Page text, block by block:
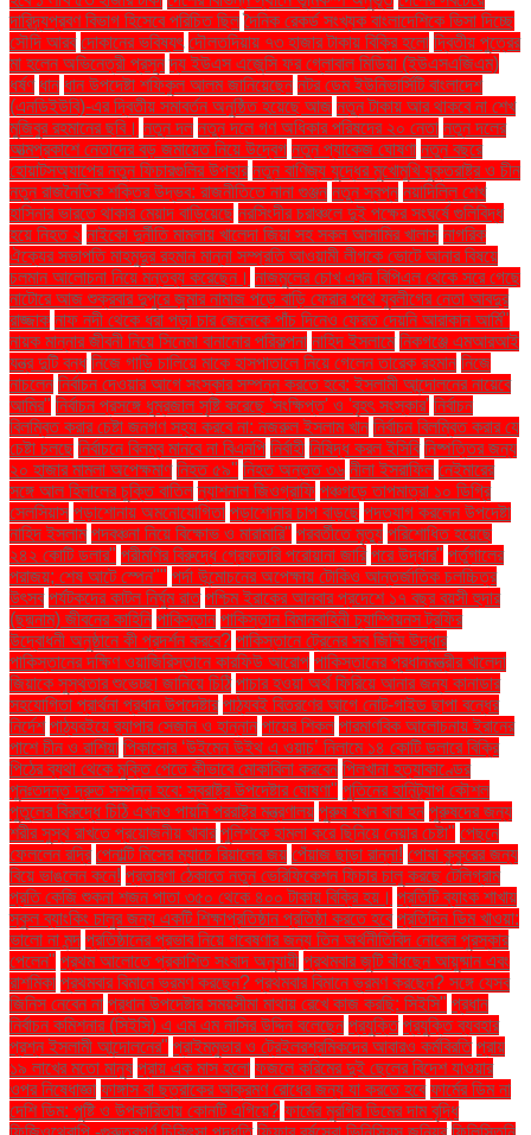
দারিদ্র্যপ্রবণ বিভাগ হিসেবে পরিচিত ছিল দৈনিক রেকর্ড সংখ্যক বাংলাদেশিকে ভিসা দিচ্ছে
সৌদি আরব দোকানের ভবিষ্যৎ দৌলতদিয়ায় ৭৩ হাজার টাকায় বিক্রি হলো দ্বিতীয় পুত্রের
মা হলেন অভিনেত্রী প্রসূন দ্য ইউএস এজেন্সি ফর গ্লোবাল মিডিয়া (ইউএসএজিএম)
ধর্ষণ ধান ধান উপদেষ্টা শফিকুল আলম জানিয়েছেন নটর ডেম ইউনিভার্সিটি বাংলাদেশ
(এনডিইউবি)-এর দ্বিতীয় সমাবর্তন অনুষ্ঠিত হয়েছে আজ নতুন টাকায় আর থাকবে না শেখ
মুজিবুর রহমানের ছবি। নতুন দল নতুন দলে গণ অধিকার পরিষদের ২০ নেতা নতুন দলের
আত্মপ্রকাশে নেতাদের বড় জমায়েত নিয়ে উদ্বেগ নতুন প্যাকেজ ঘোষণা নতুন বছরে
হোয়াটসঅ্যাপের নতুন ফিচারগুলির উপহার নতুন বাণিজ্য যুদ্ধের মুখোমুখি যুক্তরাষ্ট্র ও চীন
নতুন রাজনৈতিক শক্তির উদ্ভব: রাজনীতিতে নানা গুঞ্জন নতুন স্বপ্ন নয়াদিল্লি শেখ
হাসিনার ভারতে থাকার মেয়াদ বাড়িয়েছে নরসিংদীর চরাঞ্চলে দুই পক্ষের সংঘর্ষে গুলিবিদ্ধ
হয়ে নিহত ২ নাইকো দুর্নীতি মামলায় খালেদা জিয়া সহ সকল আসামির খালাস নাগরিক
ঐক্যের সভাপতি মাহমুদুর রহমান মান্না সম্প্রতি আওয়ামী লীগকে ভোটে আনার বিষয়ে
চলমান আলোচনা নিয়ে মন্তব্য করেছেন। নাজমুলের চোখ এখন বিপিএল থেকে সরে গেছে
নাটোরে আজ শুক্রবার দুপুরে জুমার নামাজ পড়ে বাড়ি ফেরার পথে যুবলীগের নেতা আবদুর
রাজ্জাক নাফ নদী থেকে ধরা পড়া চার জেলেকে পাঁচ দিনেও ফেরত দেয়নি আরাকান আর্মি"
নায়ক মান্নার জীবনী নিয়ে সিনেমা বানানোর পরিকল্পনা নাহিদ ইসলামে নিকগঞ্জে এমআরআই
যন্ত্র দুটি বন্ধ নিজে গাড়ি চালিয়ে মাকে হাসপাতালে নিয়ে গেলেন তারেক রহমান নিজে
নাচলেন নির্বাচন দেওয়ার আগে সংস্কার সম্পন্ন করতে হবে: ইসলামী আন্দোলনের নায়েবে
আমির" নির্বাচন প্রসঙ্গে ধূম্রজাল সৃষ্টি করেছে 'সংক্ষিপ্ত' ও 'বৃহৎ সংস্কার' নির্বাচন
বিলম্বিত করার চেষ্টা জনগণ সহ্য করবে না: নজরুল ইসলাম খান নির্বাচন বিলম্বিত করার যে
চেষ্টা চলছে নির্বাচনে বিলম্ব মানবে না বিএনপি নির্বাহী নিষিদ্ধ করল ইসিবি নিষ্পত্তির জন্য
২০ হাজার মামলা অপেক্ষমাণ নিহত ৫৯" নিহত অন্তত ৩৬ নীলা ইসরাফিল নেইমারের
সঙ্গে আল হিলালের চুক্তি বাতিল ন্যাশনাল জিওগ্রাফি পঞ্চগড়ে তাপমাত্রা ১০ ডিগ্রি
সেলসিয়াস পড়াশোনায় অমনোযোগিতা পড়াশোনার চাপ বাড়ছে পদত্যাগ করলেন উপদেষ্টা
নাহিদ ইসলাম পদবঞ্চনা নিয়ে বিক্ষোভ ও মারামারি" পরবর্তীতে মৃত্যু পরিশোধিত হয়েছে
২৪২ কোটি ডলার" পরীমণির বিরুদ্ধে গ্রেফতারি পরোয়ানা জারি পরে উদ্ধার" পর্তুগালের
পরাজয়; শেষ আটে স্পেন"" পর্দা উন্মোচনের অপেক্ষায় টোকিও আন্তর্জাতিক চলচ্চিত্র
উৎসব পর্যটকদের কাটল নির্ঘুম রাত পশ্চিম ইরাকের আনবার প্রদেশে ১৭ বছর বয়সী হুদার
(ছদ্মনাম) জীবনের কাহিনি পাকিস্তান পাকিস্তান বিমানবাহিনী চ্যাম্পিয়নস ট্রফির
উদ্বোধনী অনুষ্ঠানে কী প্রদর্শন করবে? পাকিস্তানে ট্রেনের সব জিম্মি উদ্ধার
পাকিস্তানের দক্ষিণ ওয়াজিরিস্তানে কারফিউ আরোপ পাকিস্তানের প্রধানমন্ত্রীর খালেদা
জিয়াকে সুস্থতার শুভেচ্ছা জানিয়ে চিঠি পাচার হওয়া অর্থ ফিরিয়ে আনার জন্য কানাডার
সহযোগিতা প্রার্থনা প্রধান উপদেষ্টার পাঠ্যবই বিতরণের আগে নোট-গাইড ছাপা বন্ধের
নির্দেশ পাঠ্যবইয়ে র‍্যাপার সেজান ও হান্নান পায়ের শিকল পারমাণবিক আলোচনায় ইরানের
পাশে চীন ও রাশিয়া পিকাসোর ‘উইমেন উইথ এ ওয়াচ’ নিলামে ১৪ কোটি ডলারে বিক্রি
পিঠের ব্যথা থেকে মুক্তি পেতে কীভাবে মোকাবিলা করবেন পিলখানা হত্যাকাণ্ডের
পুনঃতদন্ত দ্রুত সম্পন্ন হবে: স্বরাষ্ট্র উপদেষ্টার ঘোষণা" পুতিনের হানিট্র্যাপ কৌশল
পুতুলের বিরুদ্ধে চিঠি এখনও পায়নি পররাষ্ট্র মন্ত্রণালয় পুরুষ যখন বাবা হন পুরুষদের জন্য
শরীর সুস্থ রাখতে প্রয়োজনীয় খাবার পুলিশকে হামলা করে ছিনিয়ে নেয়ার চেষ্টা" পেছনে
ফেললেন রদ্রি পেনাল্টি মিসের ম্যাচে রিয়ালের জয় পেঁয়াজ ছাড়া রান্না! পোষা কুকুরের জন্য
বিয়ে ভাঙলেন কনে! প্রতারণা ঠেকাতে নতুন ভেরিফিকেশন ফিচার চালু করছে টেলিগ্রাম
প্রতি কেজি শুকনা শজন পাতা ৩৫০ থেকে ৪০০ টাকায় বিক্রি হয়। প্রতিটি ব্যাংক শাখায়
স্কুল ব্যাংকিং চালুর জন্য একটি শিক্ষাপ্রতিষ্ঠান প্রতিষ্ঠা করতে হবে প্রতিদিন ডিম খাওয়া:
ভালো না মন্দ প্রতিষ্ঠানের প্রভাব নিয়ে গবেষণার জন্য তিন অর্থনীতিবিদ নোবেল পুরস্কার
পেলেন" প্রথম আলোতে প্রকাশিত সংবাদ অনুযায়ী প্রথমবার জুটি বাঁধছেন আয়ুষ্মান এবং
রাশমিকা প্রথমবার বিমানে ভ্রমণ করছেন? প্রথমবার বিমানে ভ্রমণ করছেন? সঙ্গে যেসব
জিনিস নেবেন না প্রধান উপদেষ্টার সময়সীমা মাথায় রেখে কাজ করছি: সিইসি" প্রধান
নির্বাচন কমিশনার (সিইসি) এ এম এম নাসির উদ্দিন বলেছেন প্রযুক্তি প্রযুক্তি ব্যবহার
প্রশ্ন ইসলামী আন্দোলনের" প্রাইমমুভার ও ট্রেইলরশ্রমিকদের আবারও কর্মবিরতি প্রায়
১৯ লাখের মতো মানুষ প্রায় এক মাস হলো ফজলে করিমের দুই ছেলের বিদেশ যাওয়ার
ওপর নিষেধাজ্ঞা ফাঙ্গাস বা ছত্রাকের আক্রমণ রোধের জন্য যা করতে হবে ফার্মের ডিম না
দেশি ডিম: পুষ্টি ও উপকারিতায় কোনটি এগিয়ে? ফার্মের মুরগির ডিমের দাম বৃদ্ধি